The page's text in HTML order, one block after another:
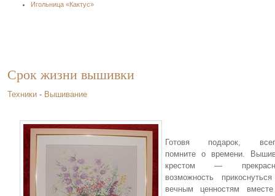
Игольница «Кактус»
Срок жизни вышивки
Техники - Вышивание
Готовя подарок,
помните о времени.
крестом —
возможность
вечным ценностям